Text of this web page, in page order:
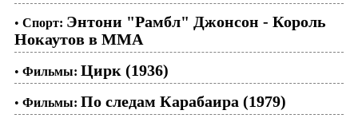
• Спорт: Энтони "Рамбл" Джонсон - Король
Нокаутов в ММА
• Фильмы: Цирк (1936)
• Фильмы: По следам Карабаира (1979)